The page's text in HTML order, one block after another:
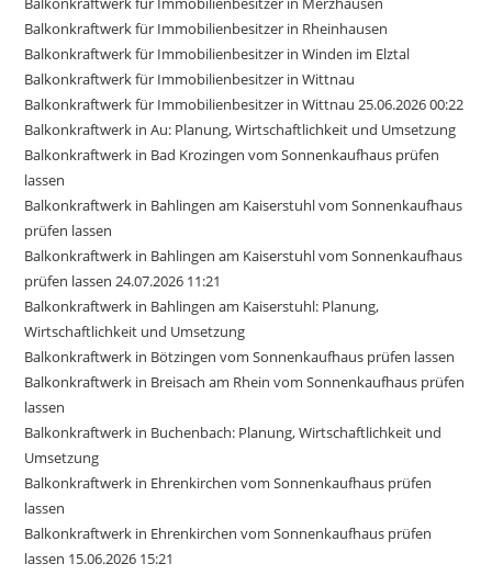
Balkonkraftwerk für Immobilienbesitzer in Rheinhausen
Balkonkraftwerk für Immobilienbesitzer in Winden im Elztal
Balkonkraftwerk für Immobilienbesitzer in Wittnau
Balkonkraftwerk für Immobilienbesitzer in Wittnau 25.06.2026 00:22
Balkonkraftwerk in Au: Planung, Wirtschaftlichkeit und Umsetzung
Balkonkraftwerk in Bad Krozingen vom Sonnenkaufhaus prüfen
lassen
Balkonkraftwerk in Bahlingen am Kaiserstuhl vom Sonnenkaufhaus
prüfen lassen
Balkonkraftwerk in Bahlingen am Kaiserstuhl vom Sonnenkaufhaus
prüfen lassen 24.07.2026 11:21
Balkonkraftwerk in Bahlingen am Kaiserstuhl: Planung,
Wirtschaftlichkeit und Umsetzung
Balkonkraftwerk in Bötzingen vom Sonnenkaufhaus prüfen lassen
Balkonkraftwerk in Breisach am Rhein vom Sonnenkaufhaus prüfen
lassen
Balkonkraftwerk in Buchenbach: Planung, Wirtschaftlichkeit und
Umsetzung
Balkonkraftwerk in Ehrenkirchen vom Sonnenkaufhaus prüfen
lassen
Balkonkraftwerk in Ehrenkirchen vom Sonnenkaufhaus prüfen
lassen 15.06.2026 15:21